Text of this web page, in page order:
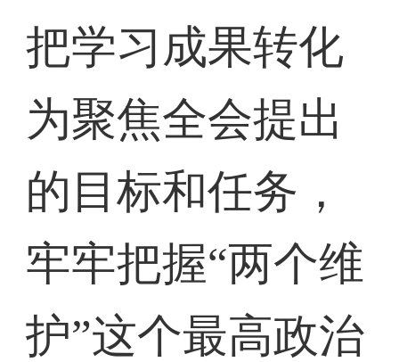
把学习成果转化
为聚焦全会提出
的目标和任务，
牢牢把握“两个维
护”这个最高政治